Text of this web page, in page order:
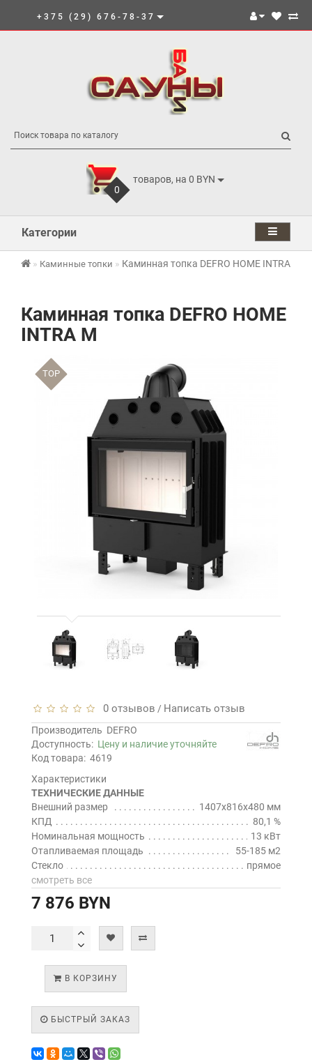
+375 (29) 676-78-37
0
товаров, на 0 BYN
Категории
Каминные топки Каминная топка DEFRO HOME INTRA M
Каминная топка DEFRO HOME
INTRA M
TOP
0 отзывов / Написать отзыв
Производитель DEFRO
Доступность: Цену и наличие уточняйте
Код товара: 4619
Характеристики
ТЕХНИЧЕСКИЕ ДАННЫЕ
Внешний размер
1407x816x480 мм
КПД
80,1 %
Номинальная мощность
13 кВт
Отапливаемая площадь
55-185 м2
Стекло
прямое
смотреть все
7 876 BYN
В КОРЗИНУ
БЫСТРЫЙ ЗАКАЗ